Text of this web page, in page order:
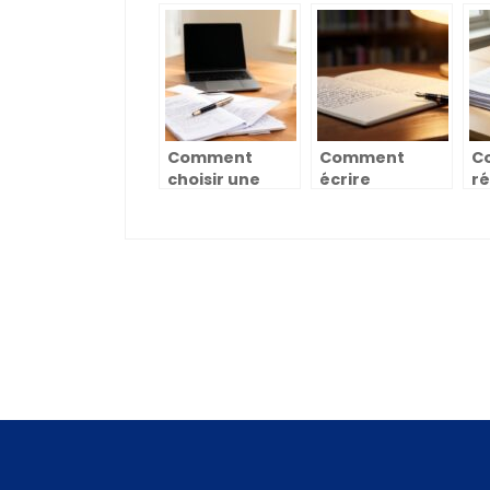
comment le
POLE INSTITUT
IMMOBILIER à
ROQUETTES
révolutionne
l’apprentissage
du secteur
de QI gratuit
sans
inscription
pour évaluer
vos
compétences
cognitives
et
Comment
choisir une
Comment
écrire